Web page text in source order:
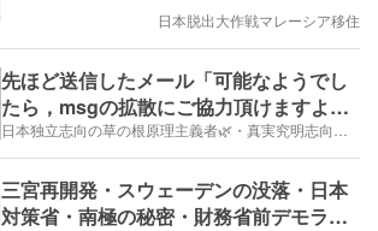
日本脱出大作戦マレーシア移住
先ほど送信したメール「可能なようでし
たら，msgの拡散にご協力頂けますよう
お願い致します」
三宮再開発・スウェーデンの没落・日本
対策省・南極の秘密・財務省前デモライ